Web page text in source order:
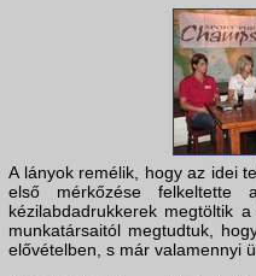
A lányok remélik, hogy az idei
első mérkőzése felkeltette
kézilabdadrukkerek megtöltik
munkatársaitól megtudtuk,
elővételben, s már valamennyi